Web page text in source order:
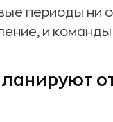
периоды ни
и